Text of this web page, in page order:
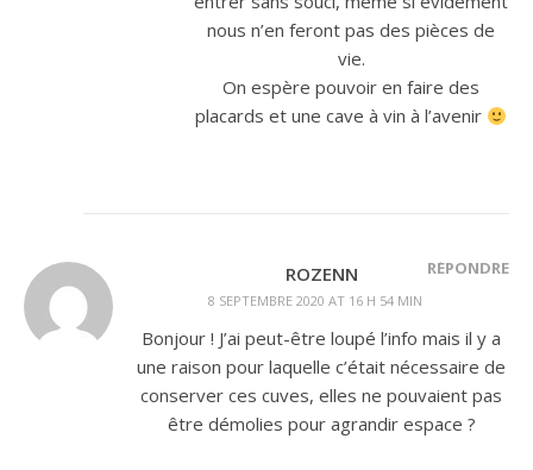
nous n’en feront pas des pièces de
vie.
On espère pouvoir en faire des
placards et une cave à vin à l’avenir
ROZENN
8 SEPTEMBRE 2020 AT 16 H 54 MIN
RÉPONDRE
Bonjour ! J’ai peut-être loupé l’info mais il y a
une raison pour laquelle c’était nécessaire de
conserver ces cuves, elles ne pouvaient pas
être démolies pour agrandir espace ?